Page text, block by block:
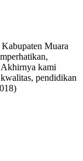
Muara
Akhirnya kami
pendidikan